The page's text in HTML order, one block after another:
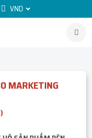
VND
MARKETING